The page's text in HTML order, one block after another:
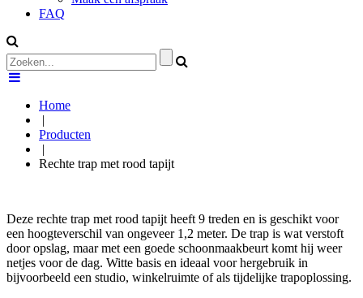
FAQ
Home
|
Producten
|
Rechte trap met rood tapijt
Deze rechte trap met rood tapijt heeft 9 treden en is geschikt voor
een hoogteverschil van ongeveer 1,2 meter. De trap is wat verstoft
door opslag, maar met een goede schoonmaakbeurt komt hij weer
netjes voor de dag. Witte basis en ideaal voor hergebruik in
bijvoorbeeld een studio, winkelruimte of als tijdelijke trapoplossing.